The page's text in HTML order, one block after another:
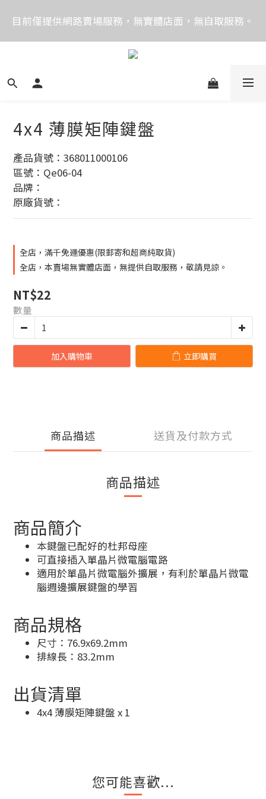
價格均含稅，下單享優惠！歡迎大量採購，由專人提供
專案報價。
目前僅提供網路賣場服務，無實體店面，無自取服務。
目前電話系統異常，暫時無法正常接聽來電，請改播
4x4 薄膜矩陣鍵盤
產品貨號：368011000106
區號：Qe06-04
品牌：
原廠貨號：
全店，滿千免運優惠(限郵寄和超商純取貨)
全店，本賣場無實體店面，無提供自取服務，敬請見諒。
NT$22
數量
加入購物車 立即購買
商品描述 送貨及付款方式
商品描述
商品簡介
本鍵盤已配好的杜邦母座
可直接插入單晶片微電腦電路
適用於單晶片微電腦外擴展，有利於單晶片微電
腦週邊擴展鍵盤的學習
商品規格
尺寸：76.9x69.2mm
排線長：83.2mm
出貨清單
4x4 薄膜矩陣鍵盤 x 1
您可能喜歡...